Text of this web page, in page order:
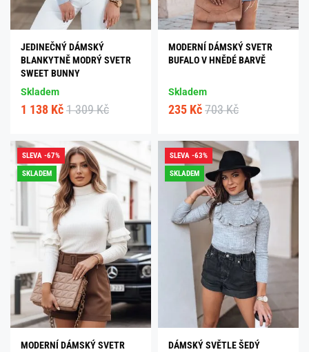
JEDINEČNÝ DÁMSKÝ
BLANKYTNĚ MODRÝ SVETR
SWEET BUNNY
Skladem
1 138 Kč 1 309 Kč
MODERNÍ DÁMSKÝ SVETR
BUFALO V HNĚDÉ BARVĚ
Skladem
235 Kč 703 Kč
SLEVA -67%
SKLADEM
MODERNÍ DÁMSKÝ SVETR
SLEVA -63%
SKLADEM
DÁMSKÝ SVĚTLE ŠEDÝ